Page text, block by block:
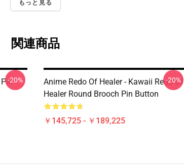
もっと見る
関連商品
-20%
Anime Redo Of Healer - Kawaii Redo Of
Healer Round Brooch Pin Button
￥145,725 - ￥189,225
-20%